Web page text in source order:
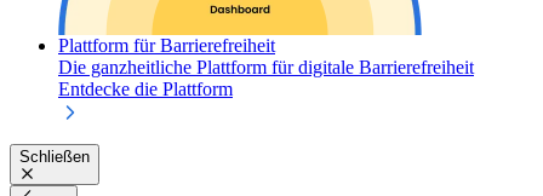
Plattform für Barrierefreiheit
Die ganzheitliche Plattform für digitale Barrierefreiheit
Entdecke die Plattform
Schließen